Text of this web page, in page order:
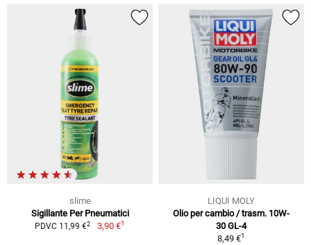
slime
Sigillante Per Pneumatici
PDVC 11,99 €2 3,90 €1
LIQUI MOLY
Olio per cambio / trasm. 10W-
30 GL-4
8,49 €1